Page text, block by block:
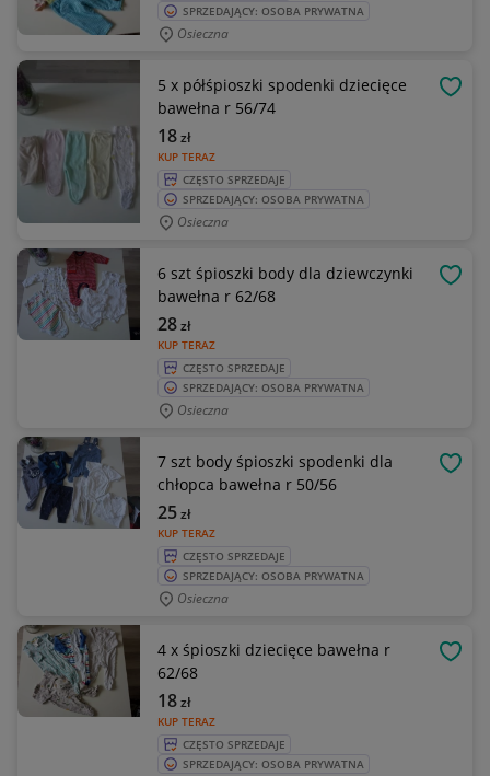
SPRZEDAJĄCY: OSOBA PRYWATNA
Osieczna
5 x półśpioszki spodenki dziecięce
bawełna r 56/74
KUP TERAZ
18zł
CZĘSTO SPRZEDAJE
SPRZEDAJĄCY: OSOBA PRYWATNA
Osieczna
6 szt śpioszki body dla dziewczynki
bawełna r 62/68
KUP TERAZ
28zł
CZĘSTO SPRZEDAJE
SPRZEDAJĄCY: OSOBA PRYWATNA
Osieczna
7 szt body śpioszki spodenki dla
chłopca bawełna r 50/56
KUP TERAZ
25zł
CZĘSTO SPRZEDAJE
SPRZEDAJĄCY: OSOBA PRYWATNA
Osieczna
4 x śpioszki dziecięce bawełna r
62/68
KUP TERAZ
18zł
CZĘSTO SPRZEDAJE
SPRZEDAJĄCY: OSOBA PRYWATNA